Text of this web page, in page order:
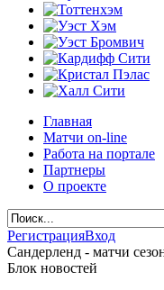
Главная
Матчи on-line
Работа на портале
Партнеры
О проекте
РегистрацияВход
Сандерленд - матчи
Блок новостей